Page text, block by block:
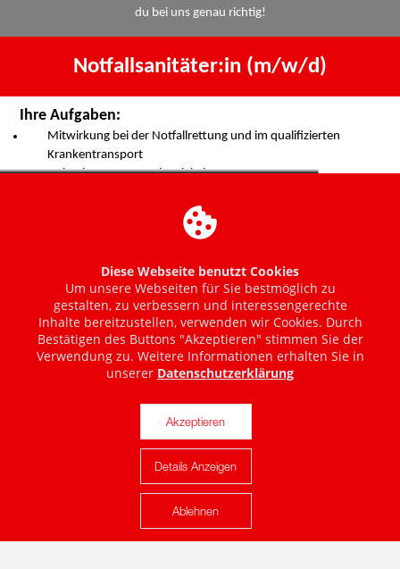
Karte anzeigen
Diese Webseite benutzt Cookies
Um unsere Webseiten für Sie bestmöglich zu
gestalten, zu verbessern und interessengerechte
Inhalte bereitzustellen, verwenden wir Cookies. Durch
Bestätigen des Buttons "Akzeptieren" stimmen Sie der
Verwendung zu. Weitere Informationen erhalten Sie in
unserer Datenschutzerklärung
Akzeptieren
Details Anzeigen
Ablehnen